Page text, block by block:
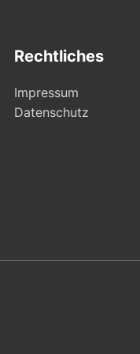
Rechtliches
Impressum
Datenschutz